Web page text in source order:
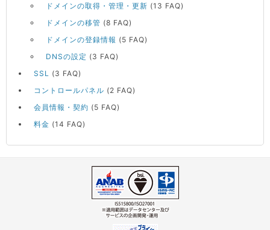
ドメインの取得・管理・更新 (13 FAQ)
ドメインの移管 (8 FAQ)
ドメインの登録情報 (5 FAQ)
DNSの設定 (3 FAQ)
SSL
(3 FAQ)
コントロールパネル (2 FAQ)
会員情報・契約 (5 FAQ)
料金 (14 FAQ)